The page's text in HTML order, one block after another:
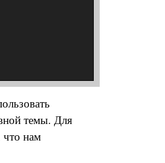
темы. Для
что нам